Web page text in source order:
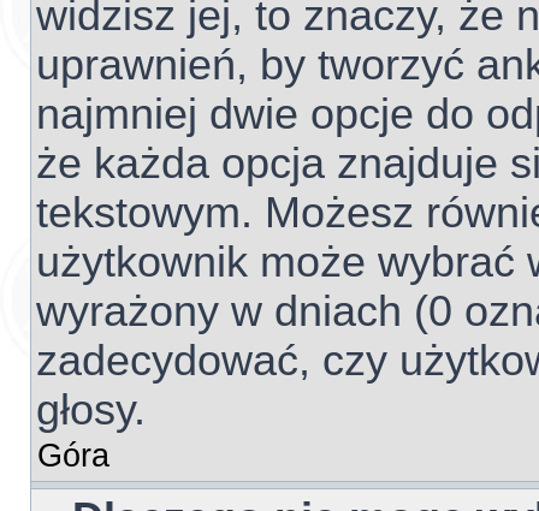
widzisz jej, to znaczy, że
uprawnień, by tworzyć
najmniej dwie opcje do
że każda opcja znajduje
tekstowym. Możesz
użytkownik może wybrać
wyrażony w dniach (0
zadecydować, czy
głosy.
Góra